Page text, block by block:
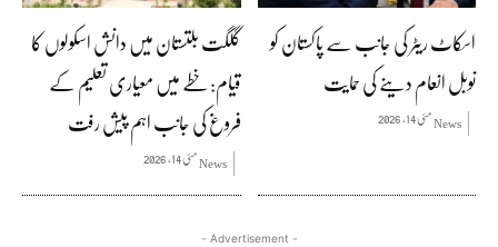
اسکاٹ ریٹر کی جانب سے پاکستان کو
نوبل انعام دینے کی حمایت
Newsمئی 14, 2026
گلگت بلتستان میں دانش اسکولوں کا
قیام: خطے میں معیاری تعلیم کے
فروغ کی جانب اہم پیش رفت
Newsمئی 14, 2026
- Advertisement -